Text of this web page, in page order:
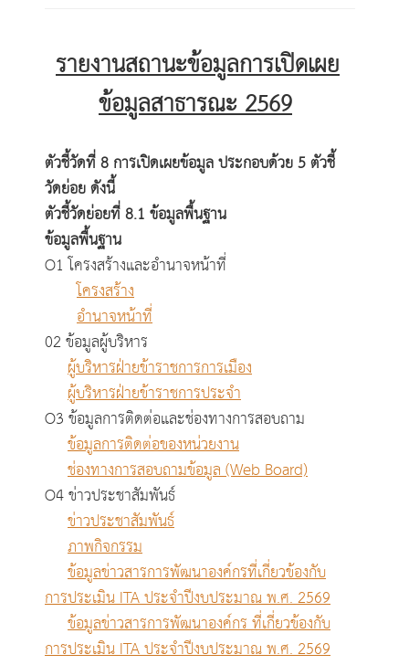
รายงานสถานะข้อมูลการเปิดเผย
ข้อมูลสาธารณะ 2569
ตัวชี้วัดที่ 8 การเปิดเผยข้อมูล ประกอบด้วย 5 ตัวชี้
วัดย่อย ดังนี้
ตัวชี้วัดย่อยที่ 8.1 ข้อมูลพื้นฐาน
ข้อมูลพื้นฐาน
O1 โครงสร้างและอำนาจหน้าที่
โครงสร้าง
อำนาจหน้าที่
02 ข้อมูลผู้บริหาร
ผู้บริหารฝ่ายข้าราชการการเมือง
ผู้บริหารฝ่ายข้าราชการประจำ
O3 ข้อมูลการติดต่อและช่องทางการสอบถาม
ข้อมูลการติดต่อของหน่วยงาน
ช่องทางการสอบถามข้อมูล (Web Board)
O4 ข่าวประชาสัมพันธ์
ข่าวประชาสัมพันธ์
ภาพกิจกรรม
ข้อมูลข่าวสารการพัฒนาองค์กรที่เกี่ยวข้องกับ
การประเมิน ITA ประจำปีงบประมาณ พ.ศ. 2569
ข้อมูลข่าวสารการพัฒนาองค์กร ที่เกี่ยวข้องกับ
การประเมิน ITA ประจำปีงบประมาณ พ.ศ. 2569